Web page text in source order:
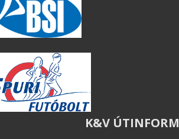
K&V ÚTINFORM